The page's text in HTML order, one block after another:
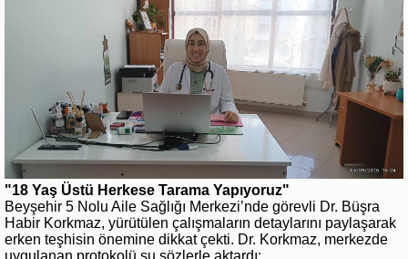
"18 Yaş Üstü Herkese Tarama Yapıyoruz"
Beyşehir 5 Nolu Aile Sağlığı Merkezi’nde görevli Dr. Büşra
Habir Korkmaz, yürütülen çalışmaların detaylarını paylaşarak
erken teşhisin önemine dikkat çekti. Dr. Korkmaz, merkezde